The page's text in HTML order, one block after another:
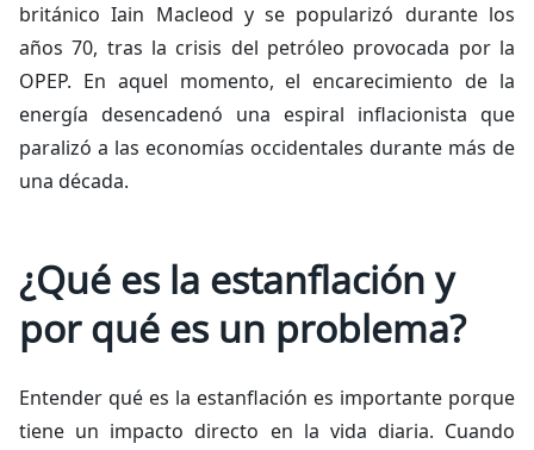
británico Iain Macleod y se popularizó durante los
años 70, tras la crisis del petróleo provocada por la
OPEP. En aquel momento, el encarecimiento de la
energía desencadenó una espiral inflacionista que
paralizó a las economías occidentales durante más de
una década.
¿Qué es la estanflación y
por qué es un problema?
Entender qué es la estanflación es importante porque
tiene un impacto directo en la vida diaria. Cuando